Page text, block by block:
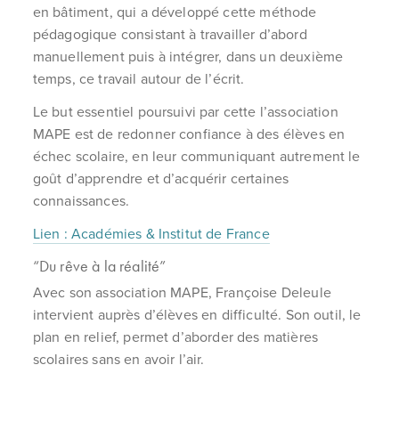
en bâtiment, qui a développé cette méthode
pédagogique consistant à travailler d’abord
manuellement puis à intégrer, dans un deuxième
temps, ce travail autour de l’écrit.
Le but essentiel poursuivi par cette l’association
MAPE est de redonner confiance à des élèves en
échec scolaire, en leur communiquant autrement le
goût d’apprendre et d’acquérir certaines
connaissances.
Lien : Académies & Institut de France
“Du rêve à la réalité”
Avec son association MAPE, Françoise Deleule
intervient auprès d’élèves en difficulté. Son outil, le
plan en relief, permet d’aborder des matières
scolaires sans en avoir l’air.